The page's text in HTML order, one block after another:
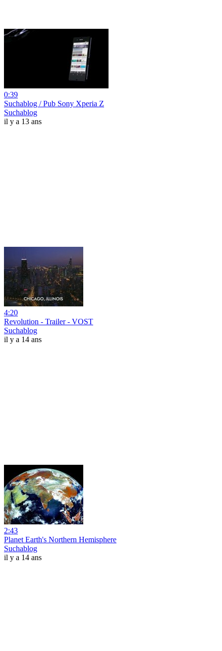
0:39
Suchablog / Pub Sony Xperia Z
Suchablog
il y a 13 ans
4:20
Revolution - Trailer - VOST
Suchablog
il y a 14 ans
2:43
Planet Earth's Northern Hemisphere
Suchablog
il y a 14 ans